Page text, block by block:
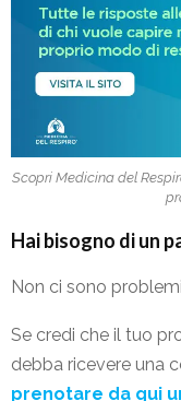
Scopri Medicina del
Hai bisogno di un
Non ci sono
Se credi che il tuo
debba ricevere una
prenotare da qui